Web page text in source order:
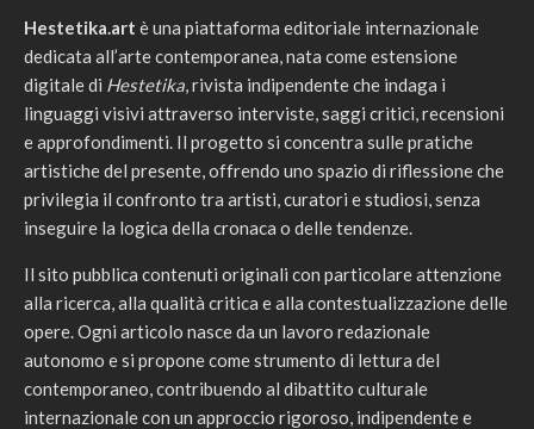
Hestetika.art è una piattaforma editoriale internazionale
dedicata all’arte contemporanea, nata come estensione
digitale di Hestetika , rivista indipendente che indaga i
linguaggi visivi attraverso interviste, saggi critici, recensioni
e approfondimenti. Il progetto si concentra sulle pratiche
artistiche del presente, offrendo uno spazio di riflessione che
privilegia il confronto tra artisti, curatori e studiosi, senza
inseguire la logica della cronaca o delle tendenze.
Il sito pubblica contenuti originali con particolare attenzione
alla ricerca, alla qualità critica e alla contestualizzazione delle
opere. Ogni articolo nasce da un lavoro redazionale
autonomo e si propone come strumento di lettura del
contemporaneo, contribuendo al dibattito culturale
internazionale con un approccio rigoroso, indipendente e